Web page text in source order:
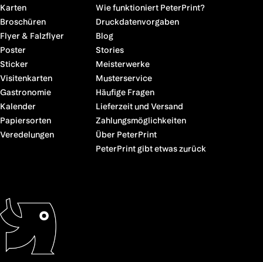
Karten
Broschüren
Flyer & Falzflyer
Poster
Sticker
Visitenkarten
Gastronomie
Kalender
Papiersorten
Veredelungen
Wie funktioniert PeterPrint?
Druckdatenvorgaben
Blog
Stories
Meisterwerke
Musterservice
Häufige Fragen
Lieferzeit und Versand
Zahlungsmöglichkeiten
Über PeterPrint
PeterPrint gibt etwas zurück